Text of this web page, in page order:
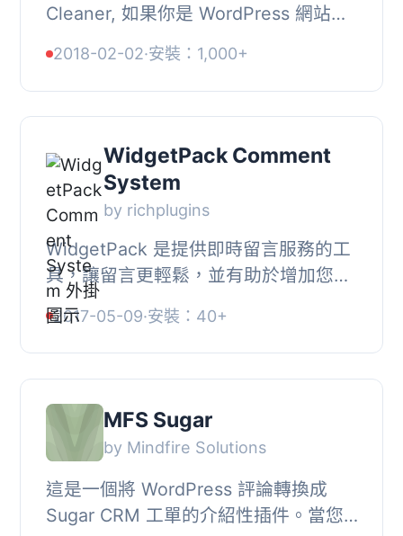
Cleaner, 如果你是 WordPress 網站擁
垃圾評論在你網站的不同文章中張貼。
如果你不刪除...
2018-02-02·安裝：1,000+
WidgetPack Comment
System
by richplugins
WidgetPack 是提供即時留言服務的工
具，讓留言更輕鬆，並有助於增加您的
搜尋流量。, 更多資訊請參照
https://widgetpack.com/comment-
system, WidgetPack for...
2017-05-09·安裝：40+
MFS Sugar
by Mindfire Solutions
這是一個將 WordPress 評論轉換成
Sugar CRM 工單的介紹性插件。當您